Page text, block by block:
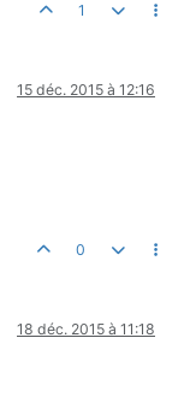
1
15 déc. 2015 à 12:16
0
18 déc. 2015 à 11:18